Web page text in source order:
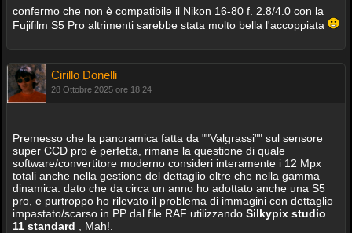
confermo che non è compatibile il Nikon 16-80 f. 2.8/4.0 con la
Fujifilm S5 Pro altrimenti sarebbe stata molto bella l'accoppiata
Cirillo Donelli
28 Ottobre 2025 ore 18:24
Premesso che la panoramica fatta da ""Valgrassi"" sul sensore
super CCD pro è perfetta, rimane la questione di quale
software/convertitore moderno consideri interamente i 12 Mpx
totali anche nella gestione del dettaglio oltre che nella gamma
dinamica: dato che da circa un anno ho adottato anche una S5
pro, e purtroppo ho rilevato il problema di immagini con dettaglio
impastato/scarso in PP dal file.RAF utilizzando Silkypix studio
11 standard , Mah!.